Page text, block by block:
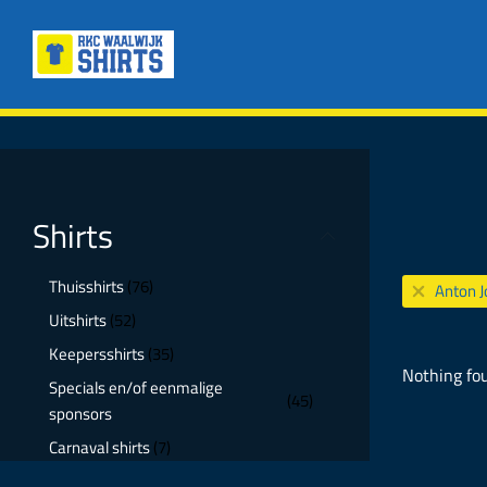
Shirts
Thuisshirts(76)
Uitshirts(52)
Keepersshirts(35)
Specials en/of eenmalige
sponsors
(45)
Carnaval shirts(7)
Anton
Nothing